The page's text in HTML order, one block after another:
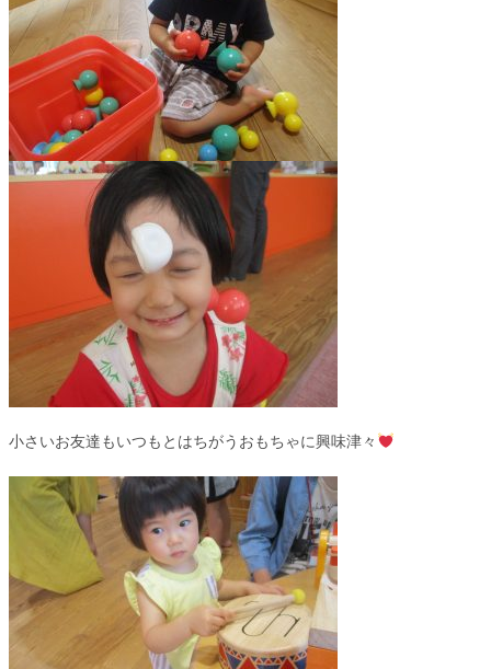
小さいお友達もいつもとはちがうおもちゃに興味津々